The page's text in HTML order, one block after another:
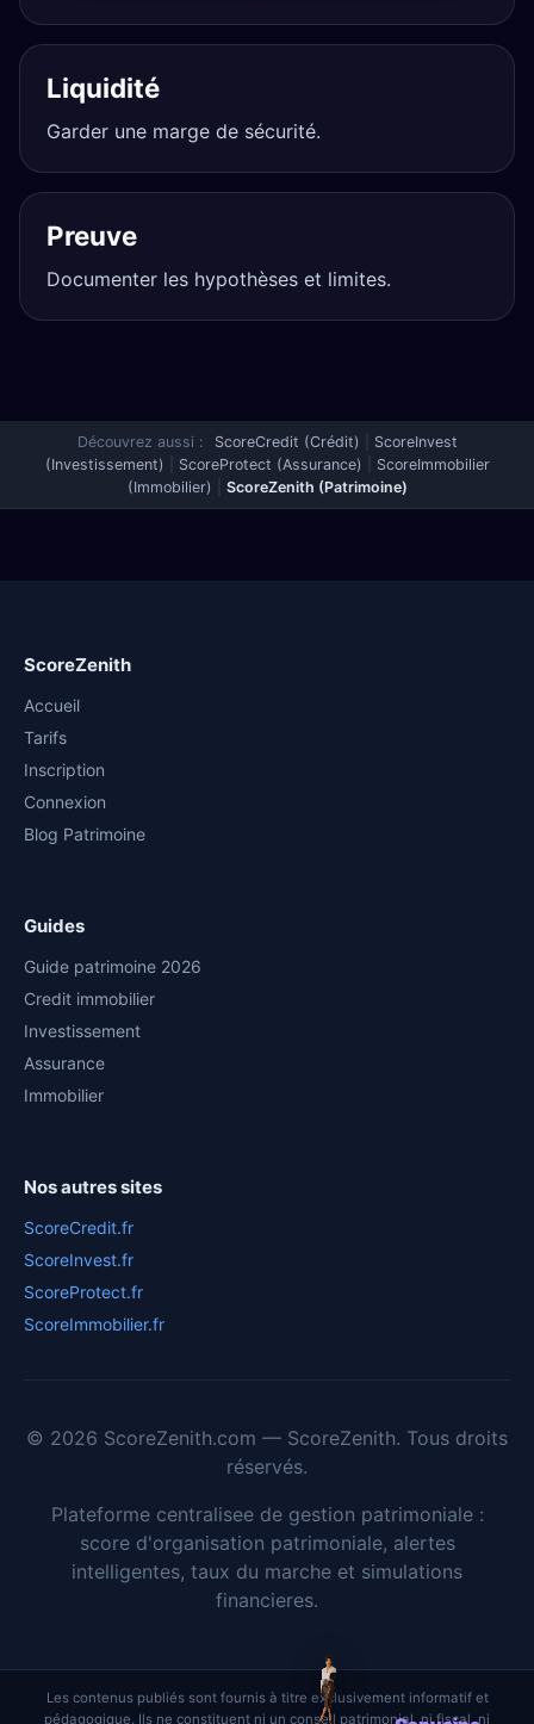
Liquidité
Garder une marge de sécurité.
Preuve
Documenter les hypothèses et limites.
Découvrez aussi : ScoreCredit (Crédit)
ScoreInvest
(Investissement)
ScoreProtect (Assurance)
ScoreImmobilier
(Immobilier)
ScoreZenith (Patrimoine)
ScoreZenith
Accueil
Tarifs
Inscription
Connexion
Blog Patrimoine
Guides
Guide patrimoine 2026
Credit immobilier
Investissement
Assurance
Immobilier
Nos autres sites
ScoreCredit.fr
ScoreInvest.fr
ScoreProtect.fr
ScoreImmobilier.fr
© 2026 ScoreZenith.com — ScoreZenith. Tous droits
réservés.
Plateforme centralisee de gestion patrimoniale :
score d'organisation patrimoniale, alertes
intelligentes, taux du marche et simulations
financieres.
Les contenus publiés sont fournis à titre exclusivement informatif et
pédagogique. Ils ne constituent ni un conseil patrimonial, ni fiscal, ni